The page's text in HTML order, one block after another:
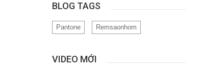
BLOG TAGS
Pantone Remsaonhom
VIDEO MỚI